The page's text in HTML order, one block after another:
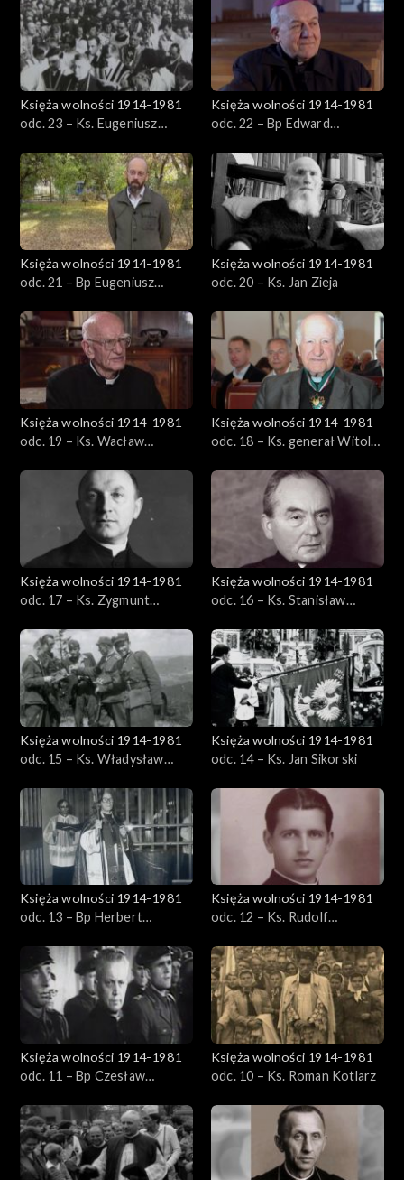
Księża wolności 1914-1981
odc. 23 – Ks. Eugeniusz
Księża wolności 1914-1981
odc. 22 – Bp Edward
Księża wolności 1914-1981
odc. 21 – Bp Eugeniusz
Księża wolności 1914-1981
odc. 20 – Ks. Jan Zieja
Księża wolności 1914-1981
odc. 19 – Ks. Wacław
Księża wolności 1914-1981
odc. 18 – Ks. generał Witold
Księża wolności 1914-1981
odc. 17 – Ks. Zygmunt
Księża wolności 1914-1981
odc. 16 – Ks. Stanisław
Księża wolności 1914-1981
odc. 15 – Ks. Władysław
Księża wolności 1914-1981
odc. 14 – Ks. Jan Sikorski
Księża wolności 1914-1981
odc. 13 – Bp Herbert
Księża wolności 1914-1981
odc. 12 – Ks. Rudolf
Księża wolności 1914-1981
odc. 11 – Bp Czesław
Księża wolności 1914-1981
odc. 10 – Ks. Roman Kotlarz